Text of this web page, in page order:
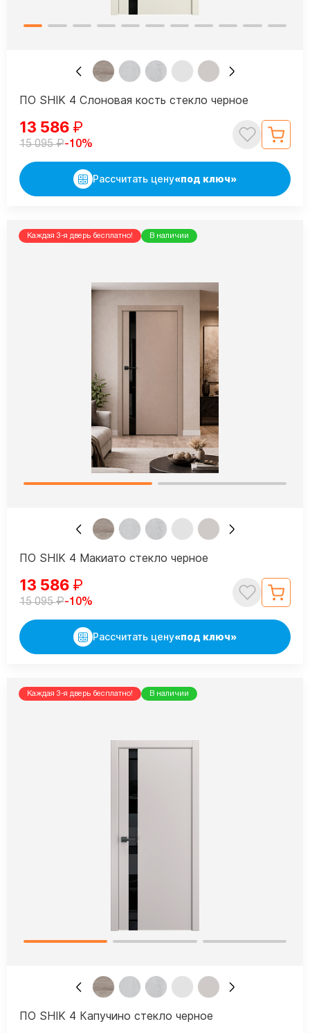
ПО SHIK 4 Слоновая кость стекло черное
13 586 ₽
15 095₽-10%
Рассчитать цену«под ключ»
Каждая 3-я дверь бесплатно! В наличии
ПО SHIK 4 Макиато стекло черное
13 586 ₽
15 095₽-10%
Рассчитать цену«под ключ»
Каждая 3-я дверь бесплатно! В наличии
ПО SHIK 4 Капучино стекло черное